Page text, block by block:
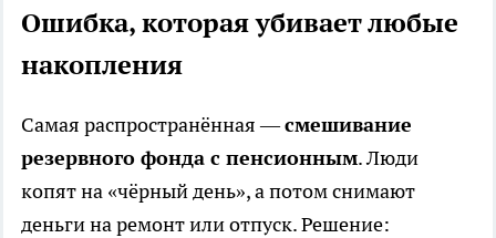
Ошибка, которая убивает любые
накопления
Самая распространённая —смешивание
резервного фонда с пенсионным. Люди
копят на «чёрный день», а потом снимают
деньги на ремонт или отпуск. Решение: